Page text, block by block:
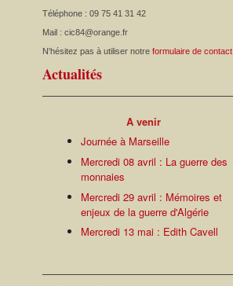
Téléphone : 09 75 41 31 42
Mail : cic84@orange.fr
N'hésitez pas à utiliser notre formulaire de contact
Actualités
A venir
Journée à Marseille
Mercredi 08 avril : La guerre des
monnaies
Mercredi 29 avril : Mémoires et
enjeux de la guerre d'Algérie
Mercredi 13 mai : Edith Cavell